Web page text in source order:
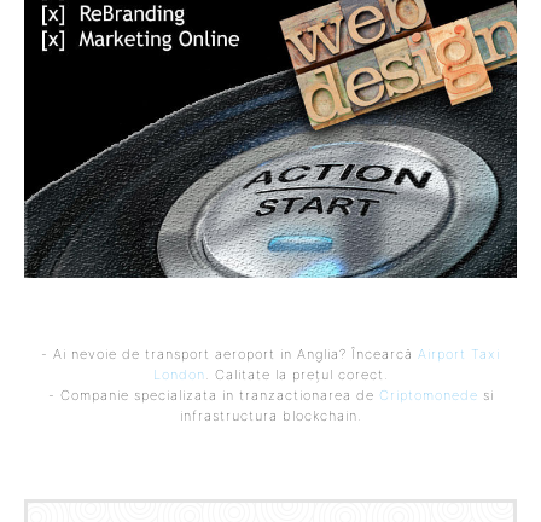
- Ai nevoie de transport aeroport in Anglia? Încearcă Airport Taxi
London. Calitate la prețul corect.
- Companie specializata in tranzactionarea de Criptomonede si
infrastructura blockchain.